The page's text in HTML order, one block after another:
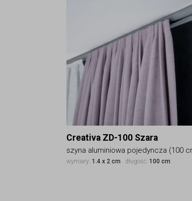
Creativa ZD-100 Szara
szyna aluminiowa pojedyncza (100
wymiary:1.4 x 2 cm długość:100 cm